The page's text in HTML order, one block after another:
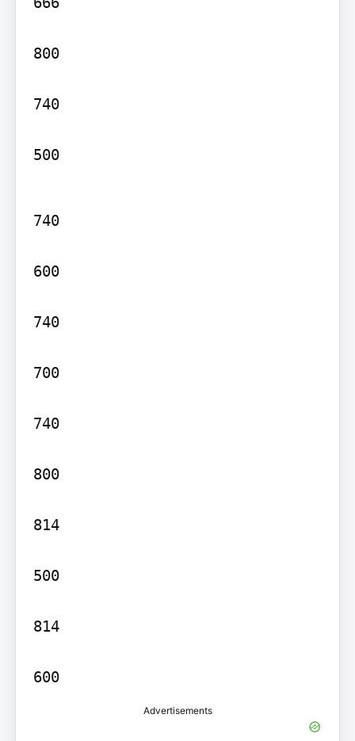
800
740
500
740
600
740
700
740
800
814
500
814
600
Advertisements